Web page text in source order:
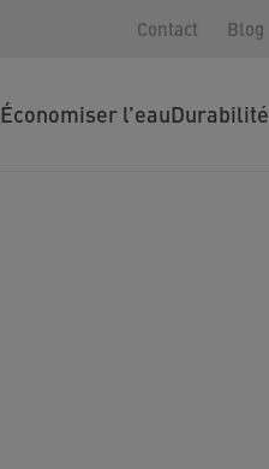
Contact Blog
Économiser l’eauDurabilité